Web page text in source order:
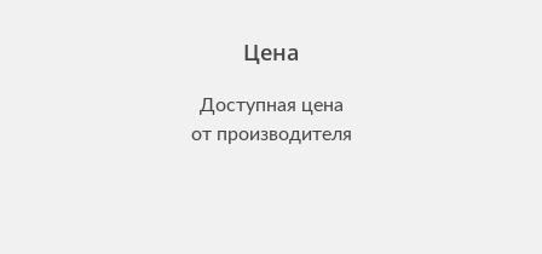
Цена
Доступная цена
от производителя